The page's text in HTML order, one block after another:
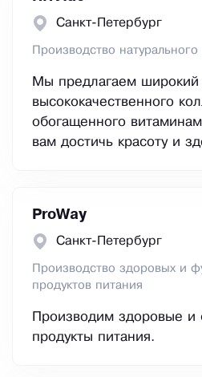
Санкт-Петербург
Производство
Мы предлагаем широкий
высококачественного
обогащенного
вам достичь красоту и
ProWay
Санкт-Петербург
Производство здоровых и
продуктов питания
Производим здоровые и
продукты питания.